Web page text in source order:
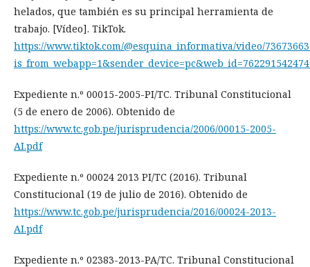
helados, que también es su principal herramienta de
trabajo. [Vídeo]. TikTok.
https://www.tiktok.com/@esquina_informativa/video/
Expediente n.º 00015-2005-PI/TC. Tribunal Constitucional
(5 de enero de 2006). Obtenido de
https://www.tc.gob.pe/jurisprudencia/2006/00015-2005-
AI.pdf
Expediente n.º 00024 2013 PI/TC (2016). Tribunal
Constitucional (19 de julio de 2016). Obtenido de
https://www.tc.gob.pe/jurisprudencia/2016/00024-2013-
AI.pdf
Expediente n.º 02383-2013-PA/TC. Tribunal Constitucional